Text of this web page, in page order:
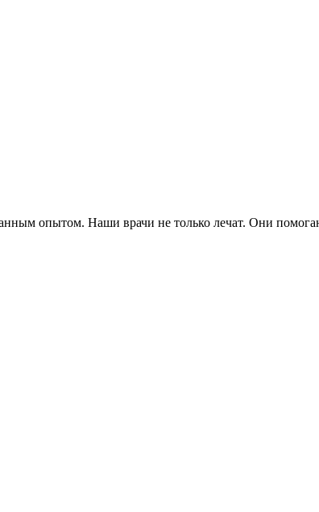
опытом. Наши врачи не только лечат. Они